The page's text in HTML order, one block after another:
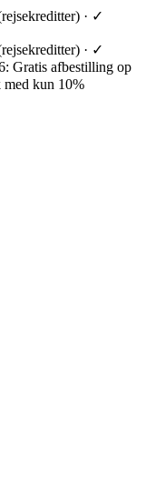
· ✓
· ✓
Gratis afbestilling op
kun 10%